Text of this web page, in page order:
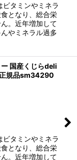
ビタミンやミネラ
となり、総合栄
。近年増加して
やミネラル過多
国産くじらdeli
規品sm34290
ビタミンやミネラ
となり、総合栄
。近年増加して